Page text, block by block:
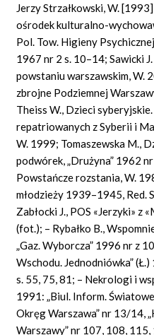
Jerzy Strzałkowski, W.
ośrodek kulturalno-
Pol. Tow. Higieny
1967 nr 2 s. 10–14; Sawicki
powstaniu warszawskim, W.
zbrojne Podziemnej
Theiss W., Dzieci
repatriowanych z Syberii i
W. 1999; Tomaszewska M.,
podwórek, „Drużyna” 1962
Powstańcze rozstania, W.
młodzieży 1939–1945, Red.
Zabłocki J., POS «Jerzyki» z
(fot.); – Rybałko B.,
„Gaz. Wyborcza” 1996 nr z
Wschodu. Jednodniówka”
s. 55, 75, 81; – Nekrologi i
1991: „Biul. Inform.
Okręg Warszawa” nr 13/14,
Warszawy” nr 107, 108,